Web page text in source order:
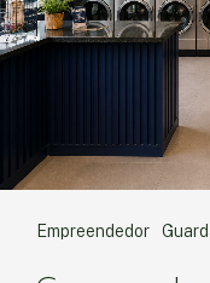
Empreendedor